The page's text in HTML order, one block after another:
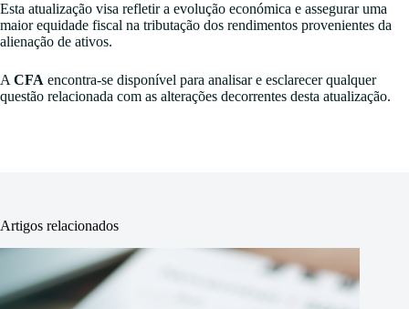
Esta atualização visa refletir a evolução económica e assegurar uma
maior equidade fiscal na tributação dos rendimentos provenientes da
alienação de ativos.
A CFA encontra-se disponível para analisar e esclarecer qualquer
questão relacionada com as alterações decorrentes desta atualização.
Artigos relacionados